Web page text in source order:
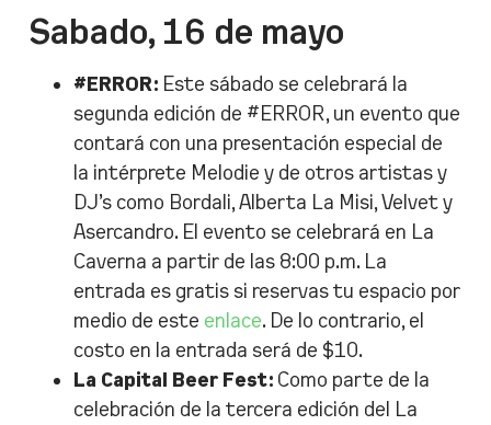
Sabado, 16 de mayo
#ERROR:Este sábado se celebrará la
segunda edición de #ERROR, un evento que
contará con una presentación especial de
la intérprete Melodie y de otros artistas y
DJ’s como Bordali, Alberta La Misi, Velvet y
Asercandro. El evento se celebrará en La
Caverna a partir de las 8:00 p.m. La
entrada es gratis si reservas tu espacio por
medio de este enlace. De lo contrario, el
costo en la entrada será de $10.
La Capital Beer Fest: Como parte de la
celebración de la tercera edición del La